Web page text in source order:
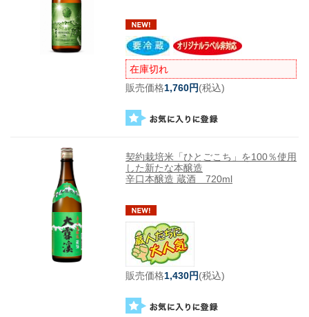
在庫切れ
販売価格1,760円(税込)
契約栽培米「ひとごこち」を100％使用
した新たな本醸造
辛口本醸造 蔵酒 720ml
販売価格1,430円(税込)